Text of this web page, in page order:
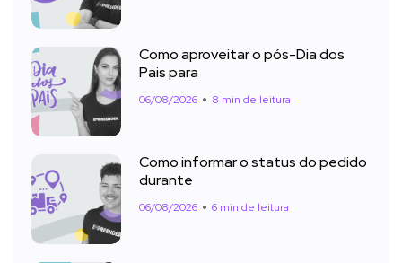
Como aproveitar o pós-Dia dos
Pais para
06/08/2026 8 min de leitura
Como informar o status do pedido
durante
06/08/2026 6 min de leitura